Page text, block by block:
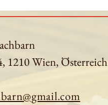
1210 Wien, Österreich